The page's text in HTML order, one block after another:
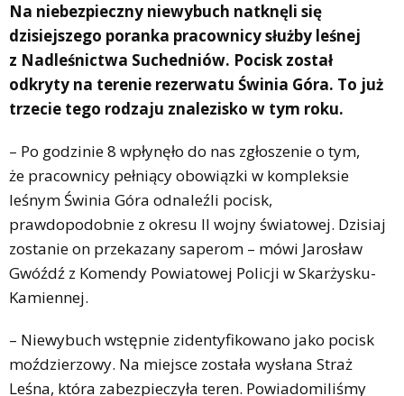
Na niebezpieczny niewybuch natknęli się
dzisiejszego poranka pracownicy służby leśnej
z Nadleśnictwa Suchedniów. Pocisk został
odkryty na terenie rezerwatu Świnia Góra. To już
trzecie tego rodzaju znalezisko w tym roku.
– Po godzinie 8 wpłynęło do nas zgłoszenie o tym,
że pracownicy pełniący obowiązki w kompleksie
leśnym Świnia Góra odnaleźli pocisk,
prawdopodobnie z okresu II wojny światowej. Dzisiaj
zostanie on przekazany saperom – mówi Jarosław
Gwóźdź z Komendy Powiatowej Policji w Skarżysku-
Kamiennej.
– Niewybuch wstępnie zidentyfikowano jako pocisk
moździerzowy. Na miejsce została wysłana Straż
Leśna, która zabezpieczyła teren. Powiadomiliśmy